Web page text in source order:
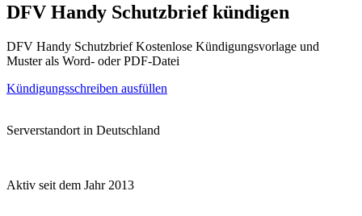
DFV Handy Schutzbrief kündigen
DFV Handy Schutzbrief Kostenlose Kündigungsvorlage und
Muster als Word- oder PDF-Datei
Kündigungsschreiben ausfüllen
Serverstandort in Deutschland
Aktiv seit dem Jahr 2013